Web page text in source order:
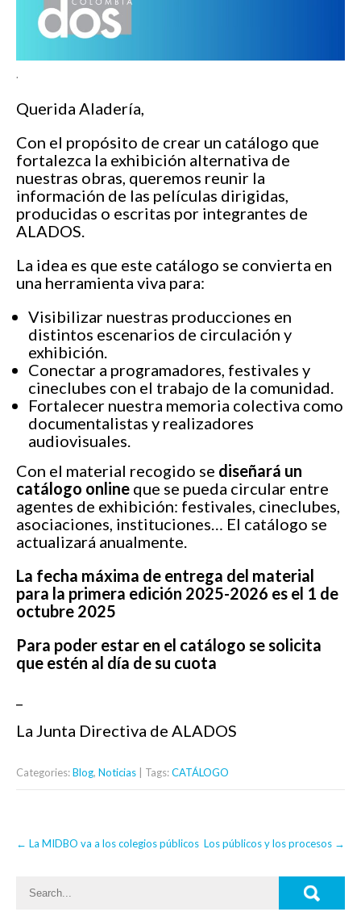
.
Querida Aladería,
Con el propósito de crear un catálogo que
fortalezca la exhibición alternativa de
nuestras obras, queremos reunir la
información de las películas dirigidas,
producidas o escritas por integrantes de
ALADOS.
La idea es que este catálogo se convierta en
una herramienta viva para:
Visibilizar nuestras producciones en
distintos escenarios de circulación y
exhibición.
Conectar a programadores, festivales y
cineclubes con el trabajo de la comunidad.
Fortalecer nuestra memoria colectiva como
documentalistas y realizadores
audiovisuales.
Con el material recogido se diseñará un
catálogo online que se pueda circular entre
agentes de exhibición: festivales, cineclubes,
asociaciones, instituciones… El catálogo se
actualizará anualmente.
La fecha máxima de entrega del material
para la primera edición 2025-2026 es el 1 de
octubre 2025
Para poder estar en el catálogo se solicita
que estén al día de su cuota
La Junta Directiva de ALADOS
Categories:Blog, Noticias | Tags:CATÁLOGO
Post
navigation
← La MIDBO va a los colegios públicos Los públicos y los procesos →